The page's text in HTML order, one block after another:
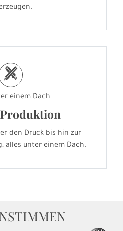
h
einem Dach
den Druck bis hin zur
alles unter einem Dach.